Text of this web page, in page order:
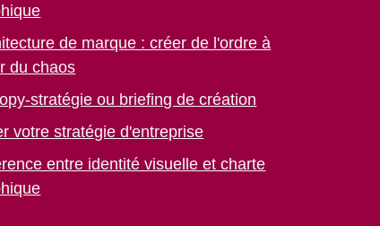
de marque : créer de l'ordre à
du chaos
stratégie ou briefing de création
votre stratégie d'entreprise
entre identité visuelle et charte